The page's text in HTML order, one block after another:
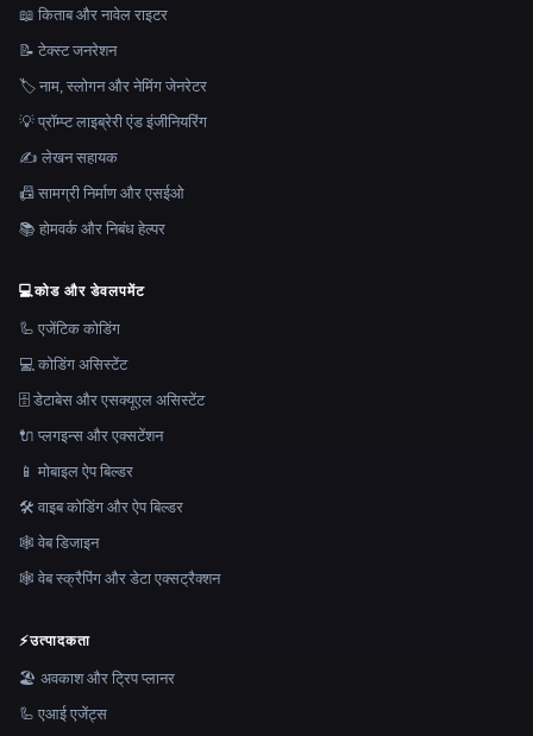
📖 किताब और नावेल राइटर
📝 टेक्स्ट जनरेशन
🏷️ नाम, स्लोगन और नेमिंग जेनरेटर
💡 प्रॉम्प्ट लाइब्रेरी एंड इंजीनियरिंग
✍️ लेखन सहायक
📠 सामग्री निर्माण और एसईओ
📚 होमवर्क और निबंध हेल्पर
💻कोड और डेवलपमेंट
🦾 एजेंटिक कोडिंग
💻 कोडिंग असिस्टेंट
🗄️ डेटाबेस और एसक्यूएल असिस्टेंट
🔌 प्लगइन्स और एक्सटेंशन
📱 मोबाइल ऐप बिल्डर
🛠️ वाइब कोडिंग और ऐप बिल्डर
🕸 वेब डिजाइन
🕸️ वेब स्क्रैपिंग और डेटा एक्सट्रैक्शन
⚡उत्पादकता
🏖 अवकाश और ट्रिप प्लानर
🦾 एआई एजेंट्स